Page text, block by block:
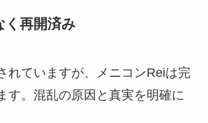
く再開済み
れていますが、メニコンReiは完
す。混乱の原因と真実を明確に